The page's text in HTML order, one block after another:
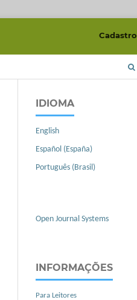
Cadastro
IDIOMA
English
Español (España)
Português (Brasil)
Open Journal Systems
INFORMAÇÕES
Para Leitores